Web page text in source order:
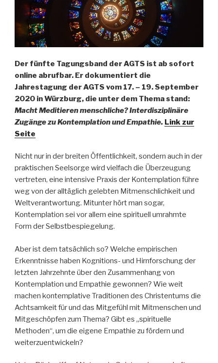
Der fünfte Tagungsband der AGTS ist ab sofort
online abrufbar. Er dokumentiert die
Jahrestagung der AGTS vom 17. – 19. September
2020 in Würzburg, die unter dem Thema stand:
Macht Meditieren menschliche? Interdisziplinäre
Zugänge zu Kontemplation und Empathie. Link zur
Seite
Nicht nur in der breiten Öffentlichkeit, sondern auch in der
praktischen Seelsorge wird vielfach die Überzeugung
vertreten, eine intensive Praxis der Kontemplation führe
weg von der alltäglich gelebten Mitmenschlichkeit und
Weltverantwortung. Mitunter hört man sogar,
Kontemplation sei vor allem eine spirituell umrahmte
Form der Selbstbespiegelung.
Aber ist dem tatsächlich so? Welche empirischen
Erkenntnisse haben Kognitions- und Hirnforschung der
letzten Jahrzehnte über den Zusammenhang von
Kontemplation und Empathie gewonnen? Wie weit
machen kontemplative Traditionen des Christentums die
Achtsamkeit für und das Mitgefühl mit Mitmenschen und
Mitgeschöpfen zum Thema? Gibt es „spirituelle
Methoden“, um die eigene Empathie zu fördern und
weiterzuentwickeln?